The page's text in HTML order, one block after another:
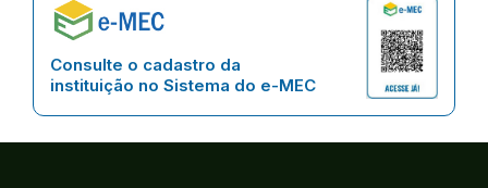
Consulte o cadastro da
instituição no Sistema do e-MEC